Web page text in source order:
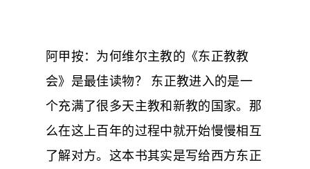
阿甲按：为何维尔主教的《东正教教
会》是最佳读物？ 东正教进入的是一
个充满了很多天主教和新教的国家。那
么在这上百年的过程中就开始慢慢相互
了解对方。这本书其实是写给西方东正